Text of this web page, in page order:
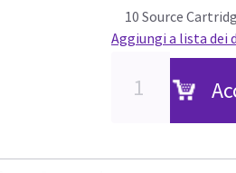
10 Source
Aggiungi a lista dei